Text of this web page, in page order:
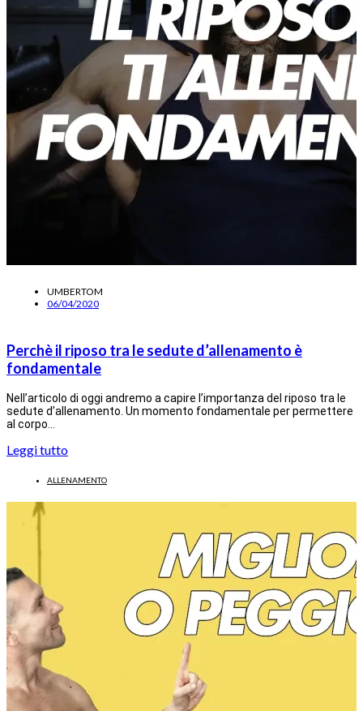
UMBERTOM
06/04/2020
Perchè il riposo tra le sedute d’allenamento è
fondamentale
Nell’articolo di oggi andremo a capire l’importanza del riposo tra le
sedute d’allenamento. Un momento fondamentale per permettere
al corpo…
Leggi tutto
ALLENAMENTO